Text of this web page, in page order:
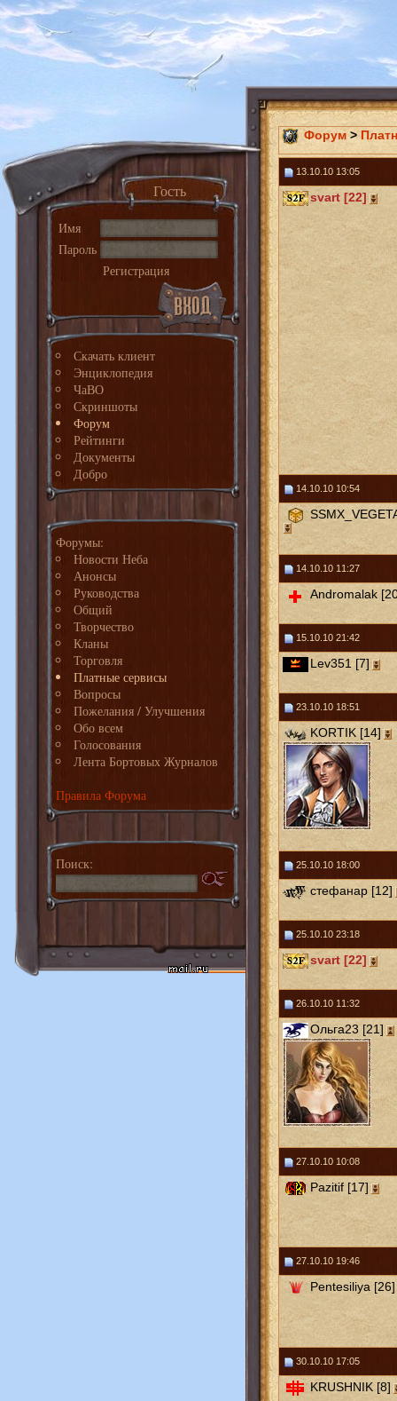
Гость
Имя
Пароль
Регистрация
Скачать клиент
Энциклопедия
ЧаВО
Скриншоты
Форум
Рейтинги
Документы
Добро
Форумы:
Новости Неба
Анонсы
Руководства
Общий
Творчество
Кланы
Торговля
Платные сервисы
Вопросы
Пожелания / Улучшения
Обо всем
Голосования
Лента Бортовых Журналов
Правила Форума
Поиск:
Форум >
13.10.10 13:05
svart [22]
14.10.10 10:54
14.10.10 11:27
Andromalak
15.10.10 21:42
Lev351 [7]
23.10.10 18:51
KORTIK [14]
25.10.10 18:00
стефанар [12]
25.10.10 23:18
svart [22]
26.10.10 11:32
Ольга23 [21]
27.10.10 10:08
Pazitif [17]
27.10.10 19:46
Pentesiliya [26]
30.10.10 17:05
KRUSHNIK [8]